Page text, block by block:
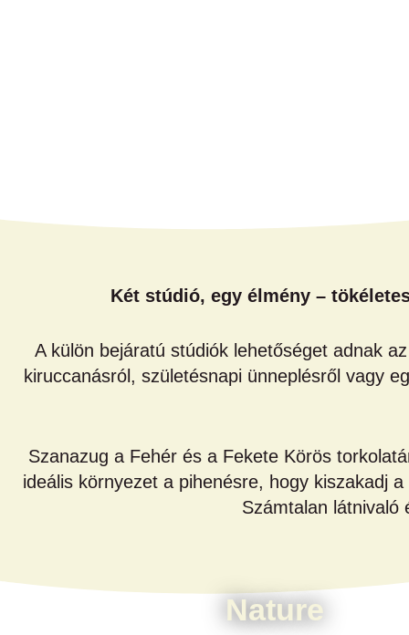
Két stúdió, egy élmény –
A külön bejáratú stúdiók lehetőséget adnak
kiruccanásról, születésnapi ünneplésről vagy
Szanazug a Fehér és a Fekete Körös
ideális környezet a pihenésre, hogy kiszakadj
Számtalan
Nature